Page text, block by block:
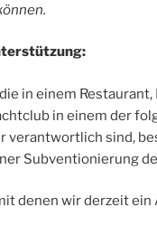
in einem
in einem der
verantwortlich sind,
Subventionierung
denen wir derzeit ein